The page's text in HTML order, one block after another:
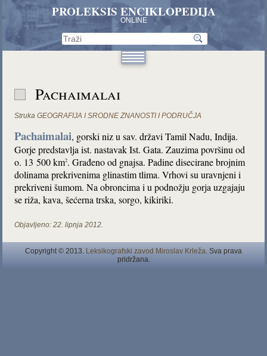
PROLEKSIS ENCIKLOPEDIJA
ONLINE
Pachaimalai
Struka GEOGRAFIJA I SRODNE ZNANOSTI I PODRUČJA
Pachaimalai, gorski niz u sav. državi Tamil Nadu, Indija.
Gorje predstavlja ist. nastavak Ist. Gata. Zauzima površinu od
o. 13 500 km2. Građeno od gnajsa. Padine disecirane brojnim
dolinama prekrivenima glinastim tlima. Vrhovi su uravnjeni i
prekriveni šumom. Na obroncima i u podnožju gorja uzgajaju
se riža, kava, šećerna trska, sorgo, kikiriki.
Objavljeno: 22. lipnja 2012.
Copyright © 2013. Leksikografski zavod Miroslav Krleža. Sva prava
pridržana.